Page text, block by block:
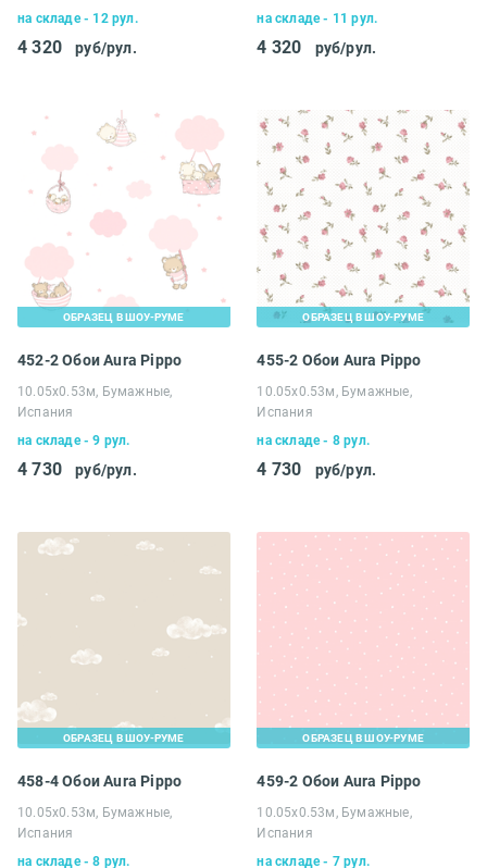
на складе - 12 рул.
4 320 руб/рул.
на складе - 11 рул.
4 320 руб/рул.
ОБРАЗЕЦ В ШОУ-РУМЕ
452-2 Обои Aura Pippo
10.05х0.53м, Бумажные,
Испания
на складе - 9 рул.
4 730 руб/рул.
ОБРАЗЕЦ В ШОУ-РУМЕ
455-2 Обои Aura Pippo
10.05х0.53м, Бумажные,
Испания
на складе - 8 рул.
4 730 руб/рул.
ОБРАЗЕЦ В ШОУ-РУМЕ
458-4 Обои Aura Pippo
10.05х0.53м, Бумажные,
Испания
на складе - 8 рул.
ОБРАЗЕЦ В ШОУ-РУМЕ
459-2 Обои Aura Pippo
10.05х0.53м, Бумажные,
Испания
на складе - 7 рул.